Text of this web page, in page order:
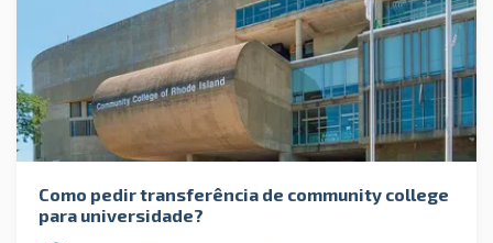
Como pedir transferência de community college
para universidade?